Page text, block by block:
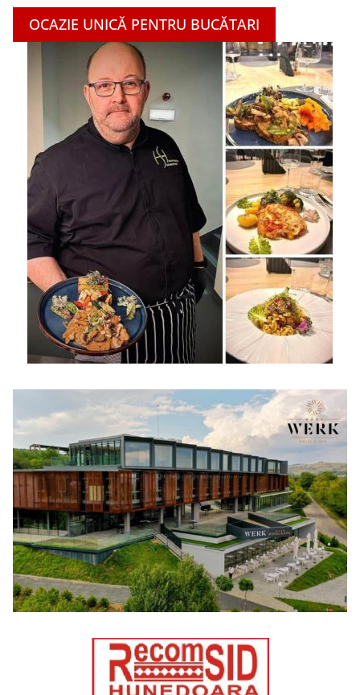
OCAZIE UNICĂ PENTRU BUCĂTARI